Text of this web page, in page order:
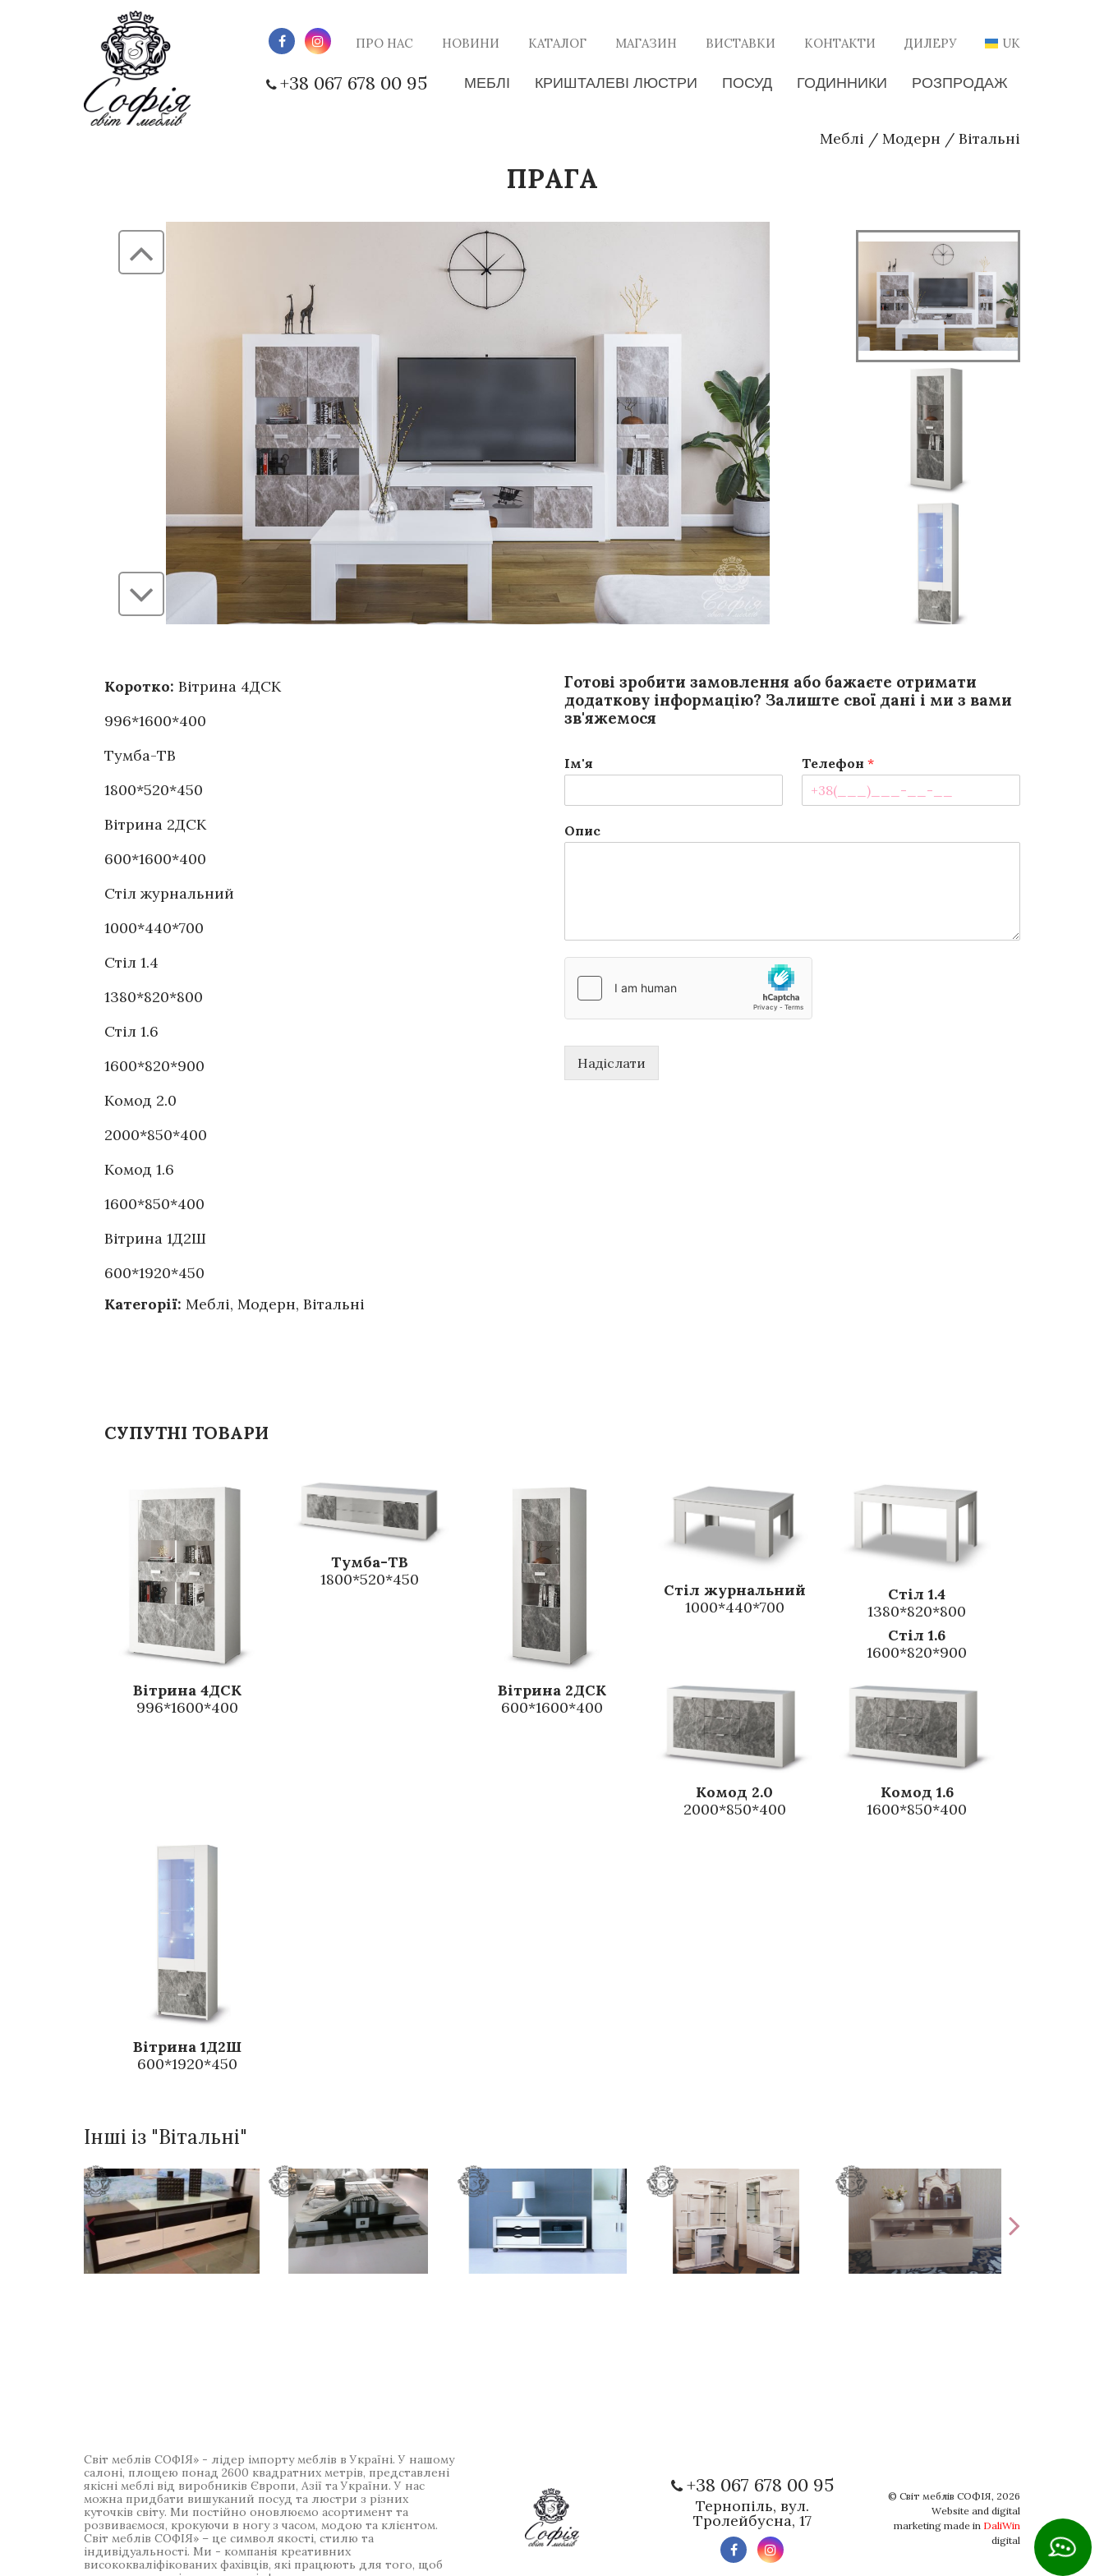
ПРО НАС НОВИНИ КАТАЛОГ МАГАЗИН ВИСТАВКИ КОНТАКТИ ДИЛЕРУ UK
+38 067 678 00 95 МЕБЛІ КРИШТАЛЕВІ ЛЮСТРИ ПОСУД ГОДИННИКИ РОЗПРОДАЖ
Меблі / Модерн / Вітальні
ПРАГА
Коротко: Вітрина 4ДСК
996*1600*400
Тумба-ТВ
1800*520*450
Вітрина 2ДСК
600*1600*400
Стіл журнальний
1000*440*700
Стіл 1.4
1380*820*800
Стіл 1.6
1600*820*900
Комод 2.0
2000*850*400
Комод 1.6
1600*850*400
Вітрина 1Д2Ш
600*1920*450
Категорії: Меблі, Модерн, Вітальні
Готові зробити замовлення або бажаєте отримати
додаткову інформацію? Залиште свої дані і ми з вами
зв'яжемося
Ім'я Телефон *
Опис
Надіслати
СУПУТНІ ТОВАРИ
Вітрина 4ДСК
996*1600*400
Тумба-ТВ
1800*520*450
Вітрина 2ДСК
600*1600*400
Стіл журнальний
1000*440*700
Стіл 1.4
1380*820*800
Стіл 1.6
1600*820*900
Комод 2.0
2000*850*400
Комод 1.6
1600*850*400
Вітрина 1Д2Ш
600*1920*450
Інші із "Вітальні"
Світ меблів СОФІЯ» - лідер імпорту меблів в Україні. У нашому
салоні, площею понад 2600 квадратних метрів, представлені
якісні меблі від виробників Європи, Азії та України. У нас
можна придбати вишуканий посуд та люстри з різних
куточків світу. Ми постійно оновлюємо асортимент та
розвиваємося, крокуючи в ногу з часом, модою та клієнтом.
Світ меблів СОФІЯ» – це символ якості, стилю та
індивідуальності. Ми - компанія креативних
висококваліфікованих фахівців, які працюють для того, щоб
+38 067 678 00 95
Тернопіль, вул.
Тролейбусна, 17
© Світ меблів СОФІЯ, 2026
Website and digital
marketing made in DaliWin
digital